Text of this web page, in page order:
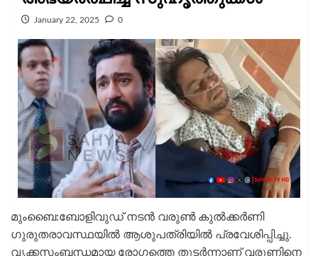
January 22, 2025 0
മുംബൈ:ബോളിവുഡ് നടൻ വരുൺ കുൽക്കർണി ​
ഗുരുതരാവസ്ഥയിൽ ആശുപത്രിയിൽ പ്രവേശിപ്പിച്ചു.
വൃക്കസംബന്ധമായ രോ​ഗത്തെ തുടർന്നാണ് വരുണിനെ